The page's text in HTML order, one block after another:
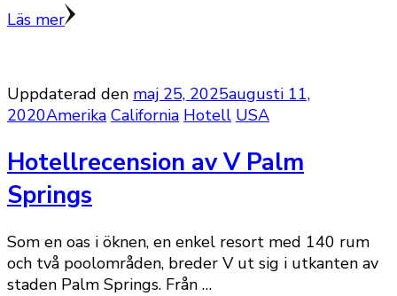
Läs mer
Uppdaterad den maj 25, 2025augusti 11,
2020Amerika California Hotell USA
Hotellrecension av V Palm
Springs
Som en oas i öknen, en enkel resort med 140 rum
och två poolområden, breder V ut sig i utkanten av
staden Palm Springs. Från …